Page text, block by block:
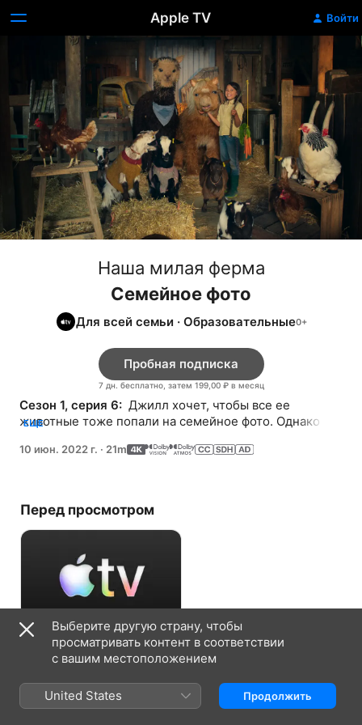
Apple TV Войти
Наша милая ферма
Семейное фото
Для всей семьи · Образовательные
7 дн. бесплатно, затем 199,00 ₽ в месяц
Пробная подписка
Сезон 1, серия 6: Джилл хочет, чтобы все ее
животные тоже попали на семейное фото. Однако
тому же, не дать Джеки перепачкать парадный наряд
ЕЩЕ
10 июн. 2022 г. · 21m
Перед просмотром
Пробная подписка
7 дн. бесплатно, затем 199,00 ₽ в
месяц
Выберите другую страну, чтобы
просматривать контент в соответствии
с вашим местоположением
United States Продолжить